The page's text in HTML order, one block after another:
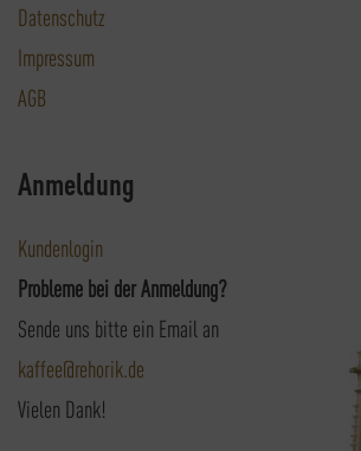
Datenschutz
Impressum
AGB
Anmeldung
Kundenlogin
Probleme bei der Anmeldung?
Sende uns bitte ein Email an
kaffee@rehorik.de
Vielen Dank!